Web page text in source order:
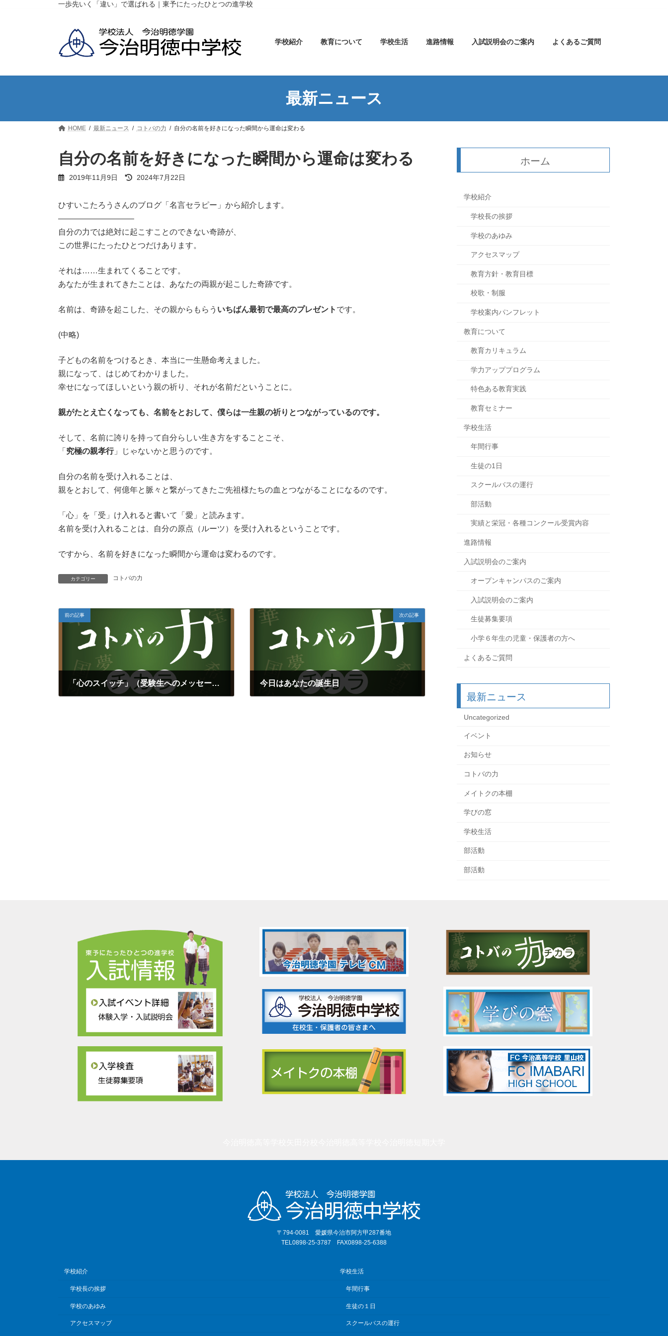
キ
に
一歩先いく「違い」で選ばれる｜東予にたったひとつの進学校
学校紹介 教育について 学校生活 進路情報 入試説明会のご案内 よくあるご質問
最新ニュース
HOME 最新ニュース コトバの力 自分の名前を好きになった瞬間から運命は変わる
自分の名前を好きになった瞬間から運命は変わる
2019年11月9日
最
新
:
2024年7月22日
ひすいこたろうさんのブログ「名言セラピー」から紹介します。
—————————–
自分の力では絶対に起こすことのできない奇跡が、
この世界にたったひとつだけあります。
それは……生まれてくることです。
あなたが生まれてきたことは、あなたの両親が起こした奇跡です。
名前は、奇跡を起こした、その親からもらう いちばん最初で最高のプレゼント です。
(中略)
子どもの名前をつけるとき、本当に一生懸命考えました。
親になって、はじめてわかりました。
幸せになってほしいという親の祈り、それが名前だということに。
親がたとえ亡くなっても、名前をとおして、僕らは一生親の祈りとつながっているのです。
そして、名前に誇りを持って自分らしい生き方をすることこそ、
「 究極の親孝行」じゃないかと思うのです。
自分の名前を受け入れることは、
親をとおして、何億年と脈々と繋がってきたご先祖様たちの血とつながることになるのです。
「心」を「受」け入れると書いて「愛」と読みます。
名前を受け入れることは、自分の原点（ルーツ）を受け入れるということです。
ですから、名前を好きになった瞬間から運命は変わるのです。
カテゴリー コトバの力
前の記事
「心のスイッチ」（受験生へのメッセージ②）
次の記事
今日はあなたの誕生日
ホーム
学校紹介
学校長の挨拶
学校のあゆみ
アクセスマップ
教育方針・教育目標
校歌・制服
学校案内パンフレット
教育について
教育カリキュラム
学力アッププログラム
特色ある教育実践
教育セミナー
学校生活
年間行事
生徒の1日
スクールバスの運行
部活動
実績と栄冠・各種コンクール受賞内容
進路情報
入試説明会のご案内
オープンキャンパスのご案内
入試説明会のご案内
生徒募集要項
小学６年生の児童・保護者の方へ
よくあるご質問
最新ニュース
Uncategorized
イベント
お知らせ
コトバの力
メイトクの本棚
学びの窓
学校生活
部活動
部活動
〒794-0081 愛媛県今治市阿方甲287番地
TEL0898-25-3787 FAX0898-25-6388
学校紹介
学校長の挨拶
学校のあゆみ
アクセスマップ
学校生活
年間行事
生徒の１日
スクールバスの運行